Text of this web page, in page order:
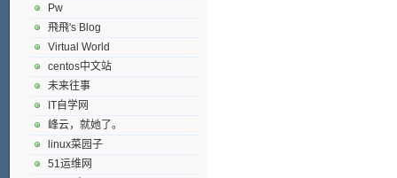
Pw
飛飛's Blog
Virtual World
centos中文站
未来往事
IT自学网
峰云，就她了。
linux菜园子
51运维网